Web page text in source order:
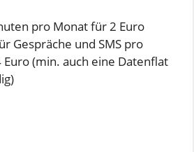
pro Monat für 2 Euro
Gespräche und SMS pro
(min. auch eine Datenflat